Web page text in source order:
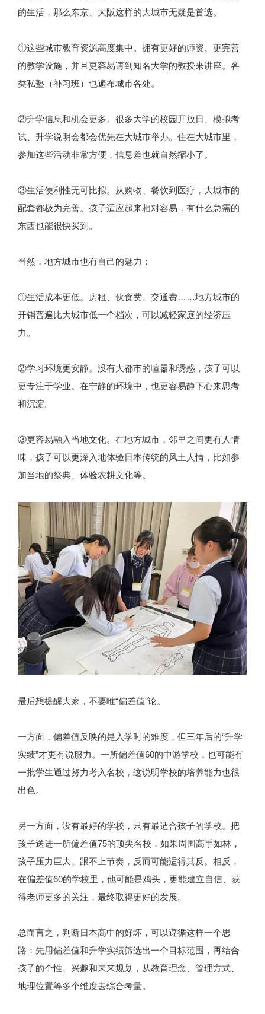
的生活，那么东京、大阪这样的大城市无疑是首选。
①这些城市教育资源高度集中。拥有更好的师资、更完善
的教学设施，并且更容易请到知名大学的教授来讲座。各
类私塾（补习班）也遍布城市各处。
②升学信息和机会更多。很多大学的校园开放日、模拟考
试、升学说明会都会优先在大城市举办。住在大城市里，
参加这些活动非常方便，信息差也就自然缩小了。
③生活便利性无可比拟。从购物、餐饮到医疗，大城市的
配套都极为完善。孩子适应起来相对容易，有什么急需的
东西也能很快买到。
当然，地方城市也有自己的魅力：
①生活成本更低。房租、伙食费、交通费……地方城市的
开销普遍比大城市低一个档次，可以减轻家庭的经济压
力。
②学习环境更安静。没有大都市的喧嚣和诱惑，孩子可以
更专注于学业。在宁静的环境中，也更容易静下心来思考
和沉淀。
③更容易融入当地文化。在地方城市，邻里之间更有人情
味，孩子可以更深入地体验日本传统的风土人情，比如参
加当地的祭典、体验农耕文化等。
最后想提醒大家，不要唯“偏差值”论。
一方面，偏差值反映的是入学时的难度，但三年后的“升学
实绩”才更有说服力。一所偏差值60的中游学校，也可能有
一批学生通过努力考入名校，这说明学校的培养能力也很
出色。
另一方面，没有最好的学校，只有最适合孩子的学校。把
孩子送进一所偏差值75的顶尖名校，如果周围高手如林，
孩子压力巨大、跟不上节奏，反而可能适得其反。相反，
在偏差值60的学校里，他可能是鸡头，更能建立自信、获
得老师更多的关注，最终取得更好的发展。
总而言之，判断日本高中的好坏，可以遵循这样一个思
路：先用偏差值和升学实绩筛选出一个目标范围，再结合
孩子的个性、兴趣和未来规划，从教育理念、管理方式、
地理位置等多个维度去综合考量。